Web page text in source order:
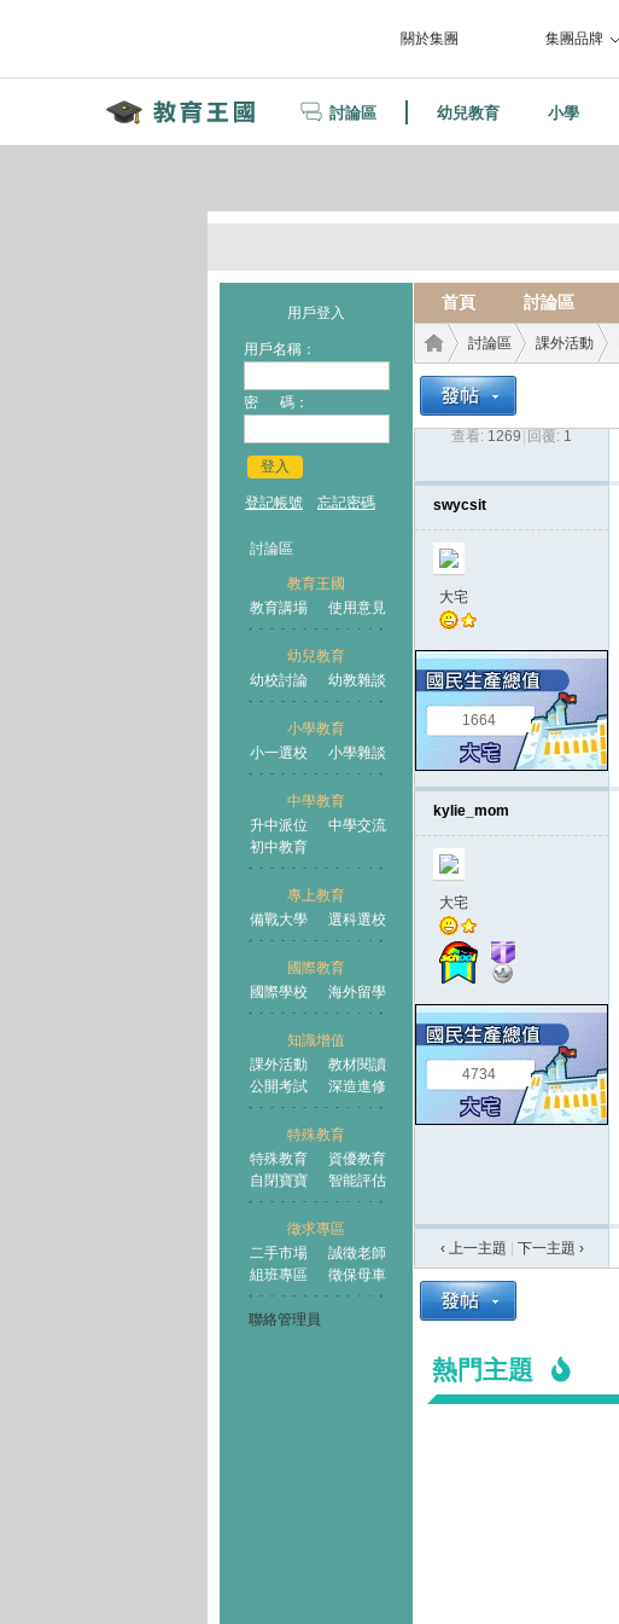
關於集團 集團品牌
討論區 幼兒教育 小學
用戶登入
用戶名稱：
密 碼：
登入
登記帳號 忘記密碼
討論區
教育王國
教育講場
使用意見
幼兒教育
幼校討論
幼教雜談
小學教育
小一選校
小學雜談
中學教育
升中派位
中學交流
初中教育
專上教育
備戰大學
選科選校
國際教育
國際學校
海外留學
知識增值
課外活動
教材閱讀
公開考試
深造進修
特殊教育
特殊教育
資優教育
自閉寶寶
智能評估
徵求專區
二手市場
誠徵老師
組班專區
徵保母車
聯絡管理員
首頁 討論區
王國
討論區
›
課外活動
查看: 1269 回覆: 1
swycsit
大宅
1664
kylie_mom
大宅
4734
‹ 上一主題
下一主題 ›
熱門主題